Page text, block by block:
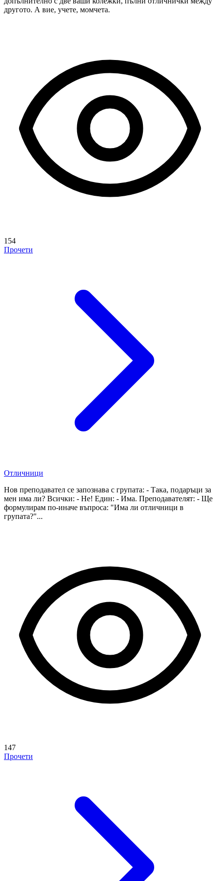
другото. А вие, учете, момчета.
154
Прочети
Отличници
Нов преподавател се запознава с групата: - Така, подаръци за
мен има ли? Всички: - Не! Един: - Има. Преподавателят: - Ще
формулирам по-иначе въпроса: "Има ли отличници в
групата?"...
147
Прочети